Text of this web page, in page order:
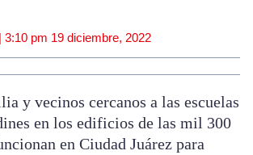
3:10 pm 19 diciembre, 2022
y vecinos cercanos a las escuelas
en los edificios de las mil 300
en Ciudad Juárez para